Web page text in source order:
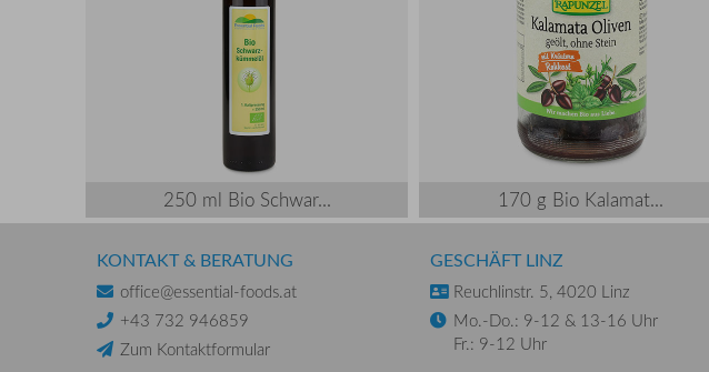
250 ml Bio Schwar... 170 g Bio Kalamat...
KONTAKT & BERATUNG
office@essential-foods.at
+43 732 946859
Zum Kontaktformular
GESCHÄFT LINZ
Reuchlinstr. 5, 4020 Linz
Mo.-Do.: 9-12 & 13-16 Uhr
Fr.: 9-12 Uhr